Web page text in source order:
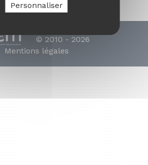
© 2010 - 2026
Mentions légales
Personnaliser